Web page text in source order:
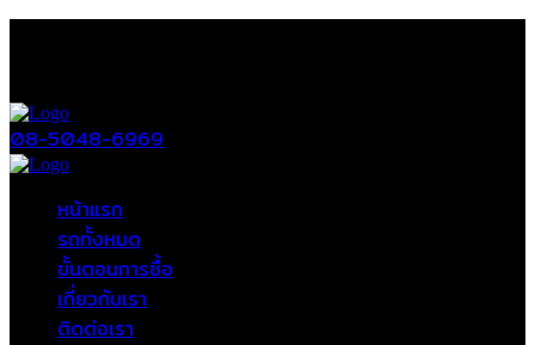
08-5048-6969
หน้าแรก
รถทั้งหมด
ขั้นตอนการซื้อ
เกี่ยวกับเรา
ติดต่อเรา